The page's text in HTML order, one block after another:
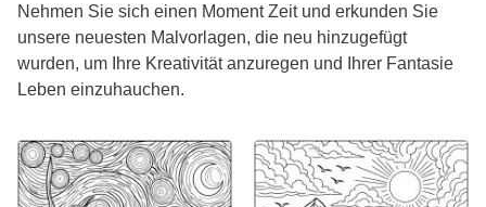
Nehmen Sie sich einen Moment Zeit und erkunden Sie
unsere neuesten Malvorlagen, die neu hinzugefügt
wurden, um Ihre Kreativität anzuregen und Ihrer Fantasie
Leben einzuhauchen.